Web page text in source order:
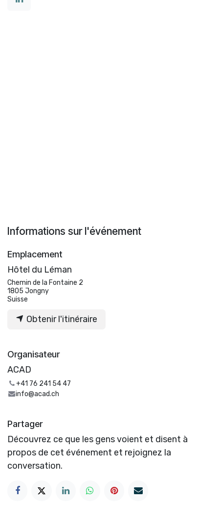
Informations sur l'événement
Emplacement
Hôtel du Léman
Chemin de la Fontaine 2
1805 Jongny
Suisse
Obtenir l'itinéraire
Organisateur
ACAD
+41 76 241 54 47
info@acad.ch
Partager
Découvrez ce que les gens voient et disent à
propos de cet événement et rejoignez la
conversation.